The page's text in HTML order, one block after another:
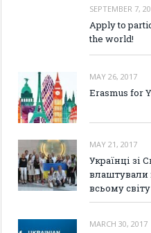
SEPTEMBER 7,
Apply to
the world!
MAY 26, 2017
Erasmus for
MAY 21, 2017
Українці зі
всьому світу
MARCH 30, 2017